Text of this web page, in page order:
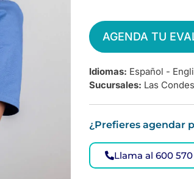
AGENDA TU
Idiomas: Español -
Sucursales: Las
¿Prefieres agendar
Llama al 600